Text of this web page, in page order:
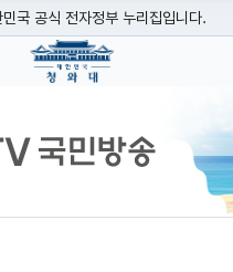
국 공식 전자정부 누리집입니다.
확인하기
등 다른 도메인 주소를 사용하고
집보기